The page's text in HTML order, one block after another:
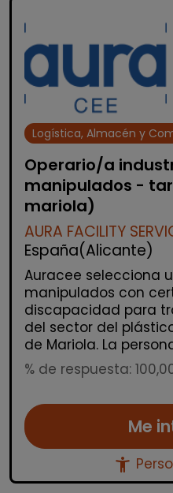
Logística, Almacén y
Operario/a
manipulados -
mariola)
AURA FACILITY
España(Alicante)
Auracee selecciona
manipulados con
discapacidad para
del sector del
de Mariola. La
% de respuesta:
Me
accessibility_new